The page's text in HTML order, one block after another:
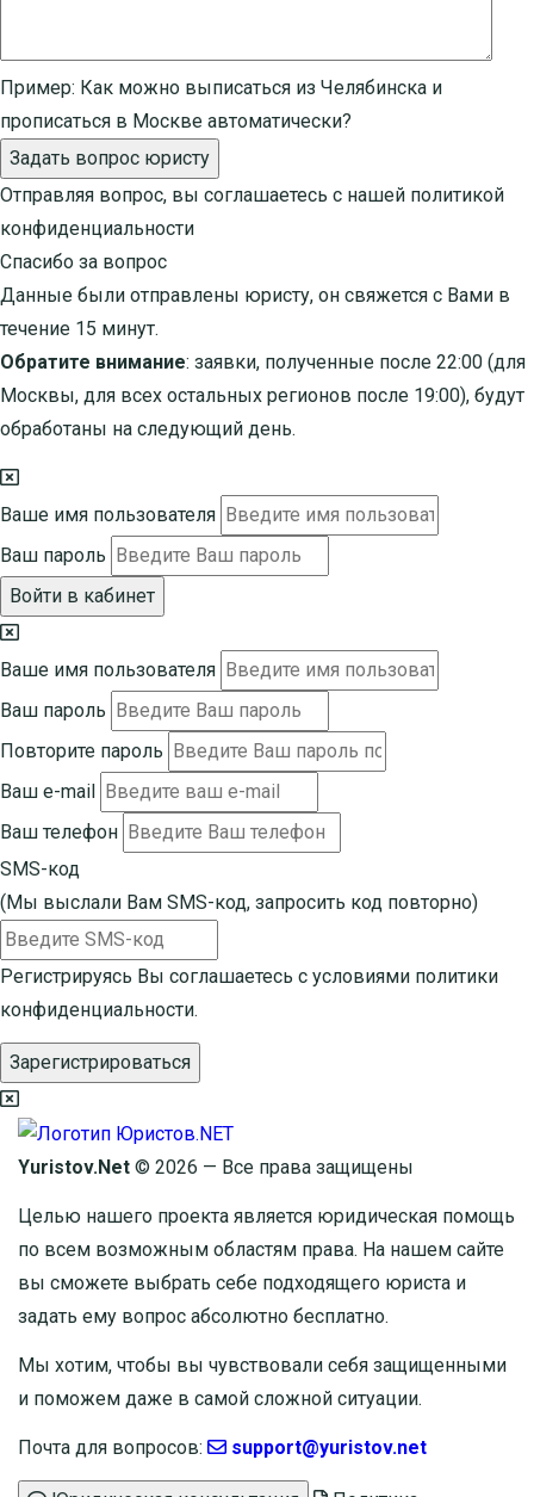
Пример: Как можно выписаться из Челябинска и
прописаться в Москве автоматически?
Задать вопрос юристу
Отправляя вопрос, вы соглашаетесь с нашей политикой
конфиденциальности
Спасибо за вопрос
Данные были отправлены юристу, он свяжется с Вами в
течение 15 минут.
Обратите внимание: заявки, полученные после 22:00 (для
Москвы, для всех остальных регионов после 19:00), будут
обработаны на следующий день.
Ваше имя пользователя
Ваш пароль
Войти в кабинет
Ваше имя пользователя
Ваш пароль
Повторите пароль
Ваш e-mail
Ваш телефон
SMS-код
(Мы выслали Вам SMS-код, запросить код повторно)
Регистрируясь Вы соглашаетесь с условиями политики
конфиденциальности.
Зарегистрироваться
Yuristov.Net © 2026 — Все права защищены
Целью нашего проекта является юридическая помощь
по всем возможным областям права. На нашем сайте
вы сможете выбрать себе подходящего юриста и
задать ему вопрос абсолютно бесплатно.
Мы хотим, чтобы вы чувствовали себя защищенными
и поможем даже в самой сложной ситуации.
Почта для вопросов: support@yuristov.net